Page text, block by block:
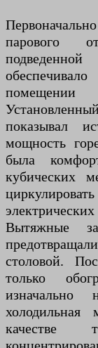
парового
показывал
мощность
была
кубических
Вытяжные
столовой.
только
изначально
качестве